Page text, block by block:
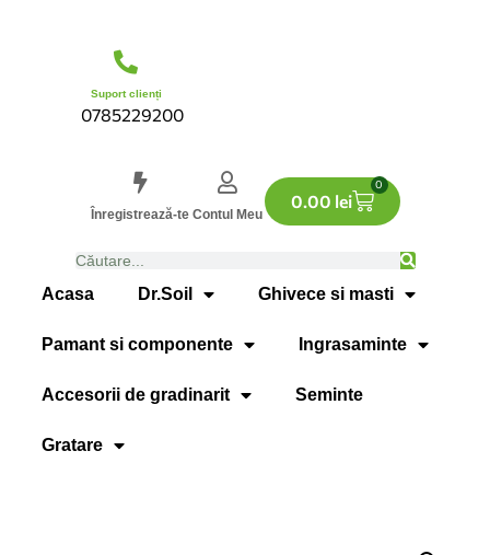
Suport clienți
0785229200
Înregistrează-te Contul Meu
0.00 lei
0
Acasa Dr.Soil Ghivece si masti
Pamant si componente Ingrasaminte
Accesorii de gradinarit Seminte
Gratare